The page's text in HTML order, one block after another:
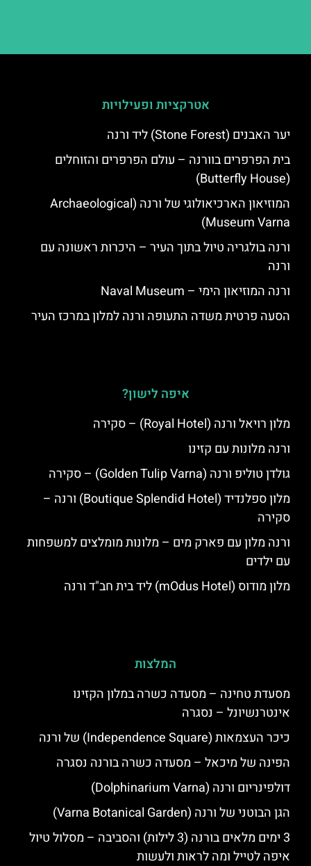
אטרקציות ופעילויות
יער האבנים (Stone Forest) ליד ורנה
בית הפרפרים בוורנה – עולם הפרפרים והזוחלים
(Butterfly House)
המוזיאון הארכיאולוגי של ורנה (Archaeological
Museum Varna)
ורנה בולגריה טיול בתוך העיר – היכרות ראשונה עם
ורנה
ורנה המוזיאון הימי – Naval Museum
הסעה פרטית משדה התעופה ורנה למלון במרכז העיר
איפה לישון?
מלון רויאל ורנה (Royal Hotel) – סקירה
ורנה מלונות עם קזינו
גולדן טוליפ ורנה (Golden Tulip Varna) – סקירה
מלון ספלנדיד (Boutique Splendid Hotel) ורנה –
סקירה
ורנה מלון עם פארק מים – מלונות מומלצים למשפחות
עם ילדים
מלון מודוס (mOdus Hotel) ליד בית חב"ד ורנה
המלצות
מסעדת טחינה – מסעדה כשרה במלון הקזינו
אינטרנשיונל – נסגרה
כיכר העצמאות (Independence Square) של ורנה
הפינה של מיכאל – מסעדה כשרה בורנה נסגרה
דולפינריום ורנה (Dolphinarium Varna)
הגן הבוטני של ורנה (Varna Botanical Garden)
3 ימים מלאים בורנה (3 לילות) והסביבה – מסלול טיול
איפה לטייל ומה לראות ולעשות